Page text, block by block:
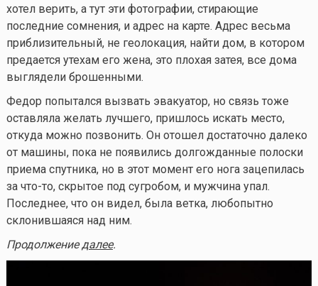
хотел верить, а тут эти фотографии, стирающие
последние сомнения, и адрес на карте. Адрес весьма
приблизительный, не геолокация, найти дом, в котором
предается утехам его жена, это плохая затея, все дома
выглядели брошенными.
Федор попытался вызвать эвакуатор, но связь тоже
оставляла желать лучшего, пришлось искать место,
откуда можно позвонить. Он отошел достаточно далеко
от машины, пока не появились долгожданные полоски
приема спутника, но в этот момент его нога зацепилась
за что-то, скрытое под сугробом, и мужчина упал.
Последнее, что он видел, была ветка, любопытно
склонившаяся над ним.
Продолжениедалее.